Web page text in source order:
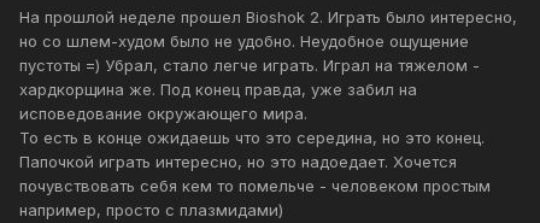
На прошлой неделе прошел Bioshok 2. Играть было интересно,
но со шлем-худом было не удобно. Неудобное ощущение
пустоты =) Убрал, стало легче играть. Играл на тяжелом -
хардкорщина же. Под конец правда, уже забил на
исповедование окружающего мира.
То есть в конце ожидаешь что это середина, но это конец.
Папочкой играть интересно, но это надоедает. Хочется
почувствовать себя кем то помельче - человеком простым
например, просто с плазмидами)